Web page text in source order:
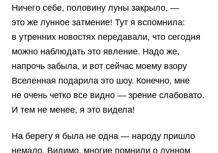
Ничего себе, половину луны закрыло, —
это же лунное затмение! Тут я вспомнила:
в утренних новостях передавали, что сегодня
можно наблюдать это явление. Надо же,
напрочь забыла, и вот сейчас моему взору
Вселенная подарила это шоу. Конечно, мне
не очень четко все видно — зрение слабовато.
И тем не менее, я это видела!
На берегу я была не одна — народу пришло
немало. Видимо, многие помнили о лунном